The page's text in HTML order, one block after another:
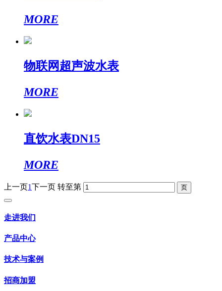
MORE
物联网超声波水表
MORE
直饮水表DN15
MORE
上一页1下一页 转至第
走进我们
产品中心
技术与案例
招商加盟